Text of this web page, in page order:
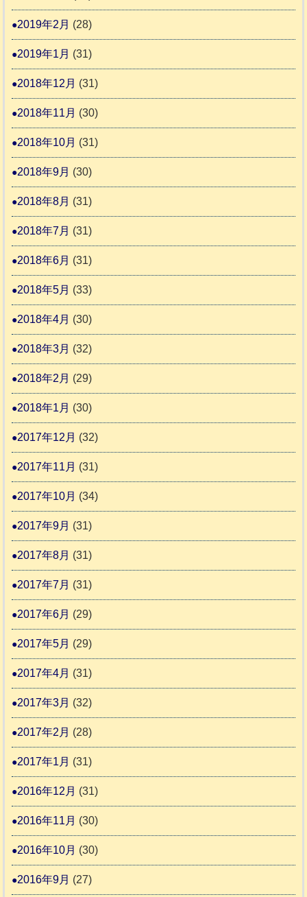
2019年2月 (28)
2019年1月 (31)
2018年12月 (31)
2018年11月 (30)
2018年10月 (31)
2018年9月 (30)
2018年8月 (31)
2018年7月 (31)
2018年6月 (31)
2018年5月 (33)
2018年4月 (30)
2018年3月 (32)
2018年2月 (29)
2018年1月 (30)
2017年12月 (32)
2017年11月 (31)
2017年10月 (34)
2017年9月 (31)
2017年8月 (31)
2017年7月 (31)
2017年6月 (29)
2017年5月 (29)
2017年4月 (31)
2017年3月 (32)
2017年2月 (28)
2017年1月 (31)
2016年12月 (31)
2016年11月 (30)
2016年10月 (30)
2016年9月 (27)